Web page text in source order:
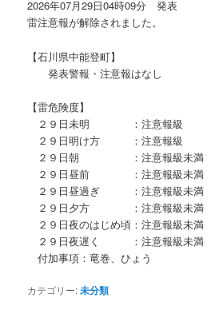
2026年07月29日04時09分 発表
雷注意報が解除されました。
【石川県中能登町】
発表警報・注意報はなし
【雷危険度】
２９日未明 ：注意報級
２９日明け方 ：注意報級
２９日朝 ：注意報級未満
２９日昼前 ：注意報級未満
２９日昼過ぎ ：注意報級未満
２９日夕方 ：注意報級未満
２９日夜のはじめ頃：注意報級未満
２９日夜遅く ：注意報級未満
付加事項：竜巻、ひょう
カテゴリー:未分類